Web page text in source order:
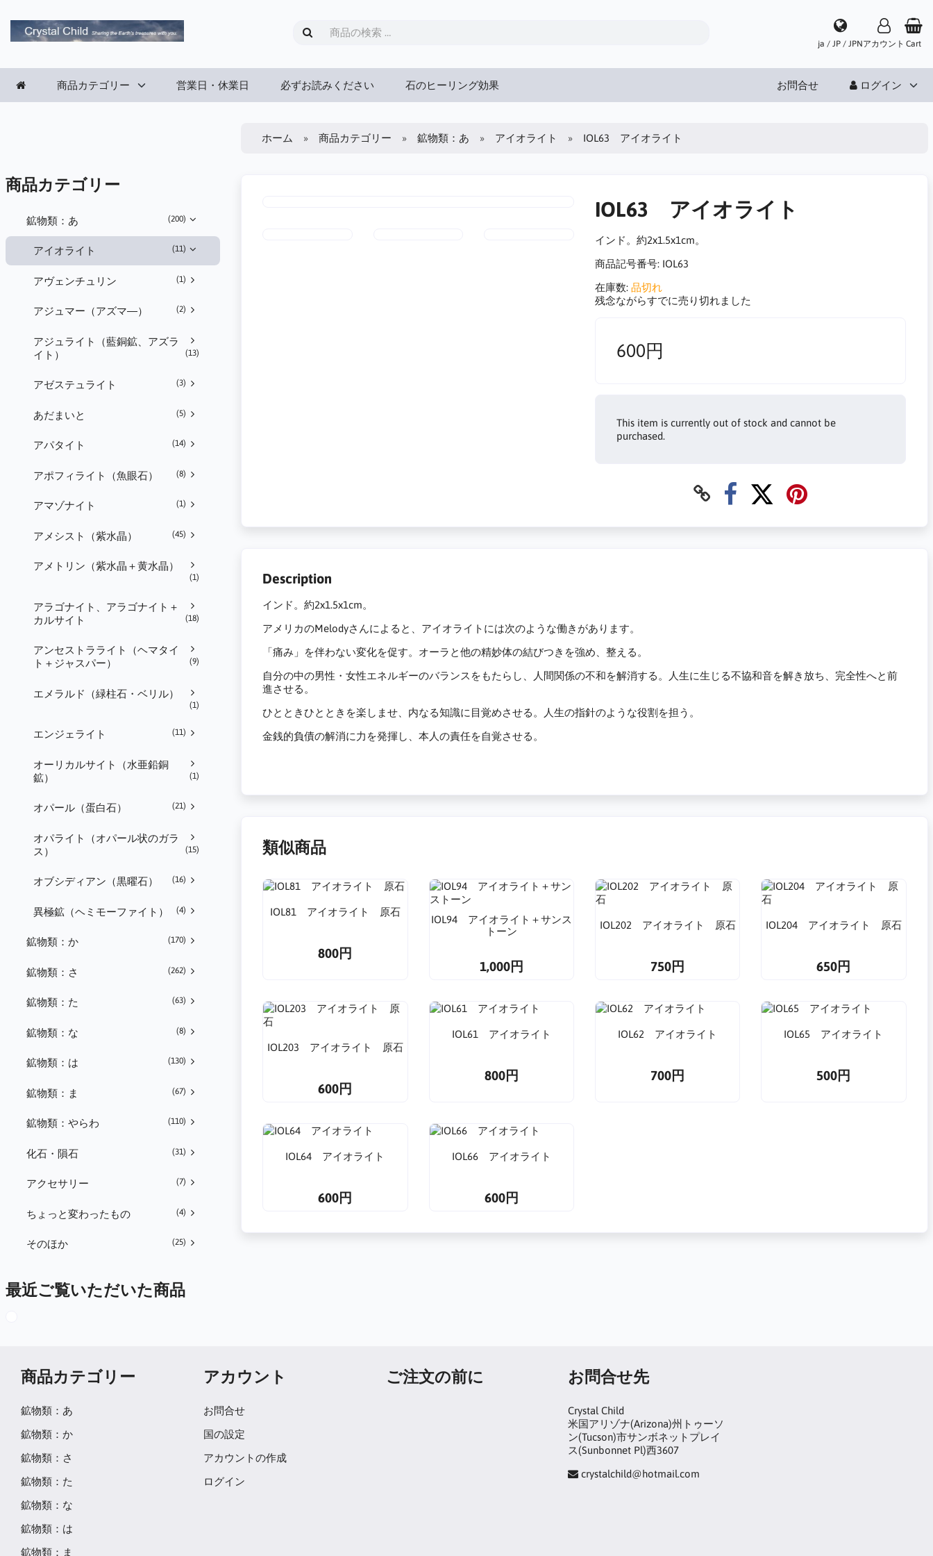
ja / JP / JPNアカウント Cart
商品カテゴリー 営業日・休業日 必ずお読みください 石のヒーリング効果 お問合せ ログイン
商品カテゴリー
鉱物類：あ (200)
アイオライト (11)
アヴェンチュリン (1)
アジュマー（アズマ―） (2)
アジュライト（藍銅鉱、アズラ
イト）
(13)
アゼステュライト (3)
あだまいと (5)
アパタイト (14)
アポフィライト（魚眼石） (8)
アマゾナイト (1)
アメシスト（紫水晶） (45)
アメトリン（紫水晶＋黄水晶）
(1)
アラゴナイト、アラゴナイト＋
カルサイト
(18)
アンセストラライト（ヘマタイ
ト＋ジャスパー）
(9)
エメラルド（緑柱石・ベリル）
(1)
エンジェライト (11)
オーリカルサイト（水亜鉛銅
鉱）
(1)
オパール（蛋白石） (21)
オパライト（オパール状のガラ
ス）
(15)
オブシディアン（黒曜石） (16)
異極鉱（ヘミモーファイト） (4)
鉱物類：か (170)
鉱物類：さ (262)
鉱物類：た (63)
鉱物類：な (8)
鉱物類：は (130)
鉱物類：ま (67)
鉱物類：やらわ (110)
化石・隕石 (31)
アクセサリー (7)
ちょっと変わったもの (4)
そのほか (25)
最近ご覧いただいた商品
ホーム 商品カテゴリー 鉱物類：あ アイオライト IOL63 アイオライト
IOL63 アイオライト
インド。約2x1.5x1cm。
商品記号番号: IOL63
在庫数: 品切れ
残念ながらすでに売り切れました
600円
This item is currently out of stock and cannot be
purchased.
Description
インド。約2x1.5x1cm。
アメリカのMelodyさんによると、アイオライトには次のような働きがあります。
「痛み」を伴わない変化を促す。オーラと他の精妙体の結びつきを強め、整える。
自分の中の男性・女性エネルギーのバランスをもたらし、人間関係の不和を解消する。人生に生じる不協和音を解き放ち、完全性へと前
進させる。
ひとときひとときを楽しませ、内なる知識に目覚めさせる。人生の指針のような役割を担う。
金銭的負債の解消に力を発揮し、本人の責任を自覚させる。
類似商品
IOL81 アイオライト 原石
800円
IOL94 アイオライト＋サンス
トーン
1,000円
IOL202 アイオライト 原石
750円
IOL204 アイオライト 原石
650円
IOL203 アイオライト 原石
600円
IOL61 アイオライト
800円
IOL62 アイオライト
700円
IOL65 アイオライト
500円
IOL64 アイオライト
600円
IOL66 アイオライト
600円
商品カテゴリー
鉱物類：あ
鉱物類：か
鉱物類：さ
鉱物類：た
鉱物類：な
鉱物類：は
鉱物類：ま
アカウント
お問合せ
国の設定
アカウントの作成
ログイン
ご注文の前に お問合せ先
Crystal Child
米国アリゾナ(Arizona)州トゥーソ
ン(Tucson)市サンボネットプレイ
ス(Sunbonnet Pl)西3607
crystalchild@hotmail.com